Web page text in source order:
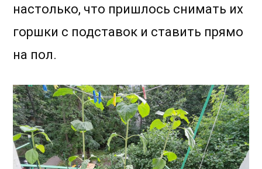
настолько, что пришлось снимать их
горшки с подставок и ставить прямо
на пол.